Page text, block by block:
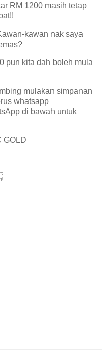
RM 1200 masih tetap
kawan nak saya
pun kita dah boleh mula
mulakan simpanan
whatsapp
di bawah untuk
GOLD